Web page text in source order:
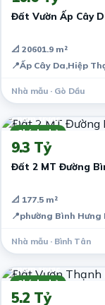
Đất Vườn Ấp Cây
📐 20601.9 m²
📍Ấp Cây Da,Hiệp
Nhà mẫu · Gò Dầu
Chính chủ
7 năm trước
9.3 Tỷ
Đất 2 MT Đường
📐 177.5 m²
📍phường Bình Hưng
Nhà mẫu · Bình Tân
Chính chủ
7 năm trước
5.2 Tỷ